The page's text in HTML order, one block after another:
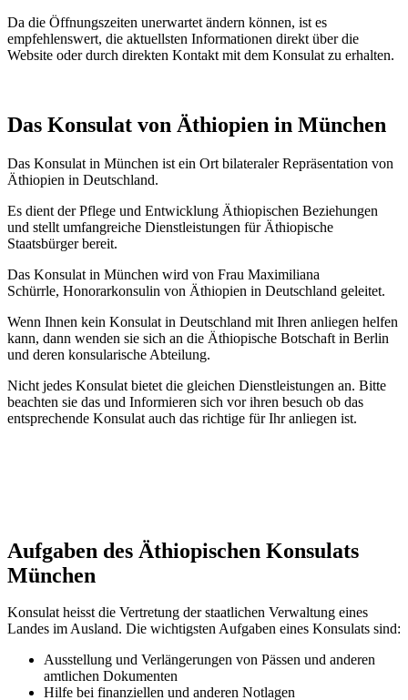
Da die Öffnungszeiten unerwartet ändern können, ist es
empfehlenswert, die aktuellsten Informationen direkt über die
Website oder durch direkten Kontakt mit dem Konsulat zu erhalten.
Das Konsulat von Äthiopien in München
Das Konsulat in München ist ein Ort bilateraler Repräsentation von
Äthiopien in Deutschland.
Es dient der Pflege und Entwicklung Äthiopischen Beziehungen
und stellt umfangreiche Dienstleistungen für Äthiopische
Staatsbürger bereit.
Das Konsulat in München wird von Frau Maximiliana
Schürrle, Honorarkonsulin von Äthiopien in Deutschland geleitet.
Wenn Ihnen kein Konsulat in Deutschland mit Ihren anliegen helfen
kann, dann wenden sie sich an die Äthiopische Botschaft in Berlin
und deren konsularische Abteilung.
Nicht jedes Konsulat bietet die gleichen Dienstleistungen an. Bitte
beachten sie das und Informieren sich vor ihren besuch ob das
entsprechende Konsulat auch das richtige für Ihr anliegen ist.
Aufgaben des Äthiopischen Konsulats
München
Konsulat heisst die Vertretung der staatlichen Verwaltung eines
Landes im Ausland. Die wichtigsten Aufgaben eines Konsulats sind:
Ausstellung und Verlängerungen von Pässen und anderen
amtlichen Dokumenten
Hilfe bei finanziellen und anderen Notlagen